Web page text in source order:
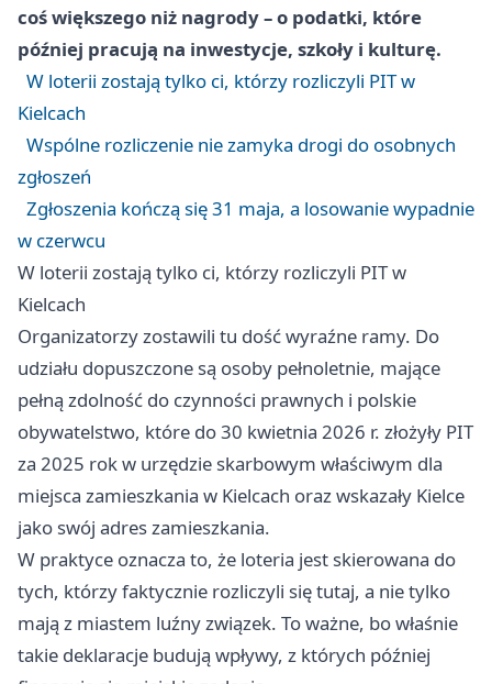
coś większego niż nagrody – o podatki, które
później pracują na inwestycje, szkoły i kulturę.
W loterii zostają tylko ci, którzy rozliczyli PIT w
Kielcach
Wspólne rozliczenie nie zamyka drogi do osobnych
zgłoszeń
Zgłoszenia kończą się 31 maja, a losowanie wypadnie
w czerwcu
W loterii zostają tylko ci, którzy rozliczyli PIT w
Kielcach
Organizatorzy zostawili tu dość wyraźne ramy. Do
udziału dopuszczone są osoby pełnoletnie, mające
pełną zdolność do czynności prawnych i polskie
obywatelstwo, które do 30 kwietnia 2026 r. złożyły PIT
za 2025 rok w urzędzie skarbowym właściwym dla
miejsca zamieszkania w Kielcach oraz wskazały Kielce
jako swój adres zamieszkania.
W praktyce oznacza to, że loteria jest skierowana do
tych, którzy faktycznie rozliczyli się tutaj, a nie tylko
mają z miastem luźny związek. To ważne, bo właśnie
takie deklaracje budują wpływy, z których później